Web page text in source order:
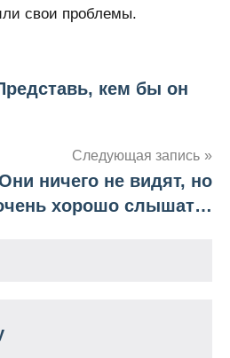
свои проблемы.
кем бы он
Следующая запись
ничего не видят, но
хорошо слышат…